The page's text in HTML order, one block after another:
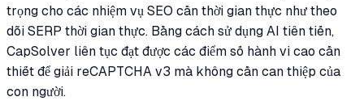
trọng cho các nhiệm vụ SEO cần thời gian thực như theo
dõi SERP thời gian thực. Bằng cách sử dụng AI tiên tiến,
CapSolver liên tục đạt được các điểm số hành vi cao cần
thiết để giải reCAPTCHA v3 mà không cần can thiệp của
con người.